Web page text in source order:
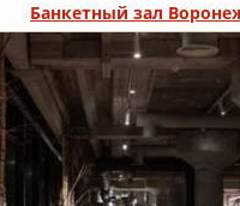
Банкетный зал